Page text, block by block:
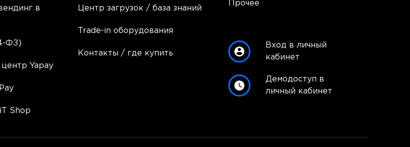
в
ФЗ)
Yapay
Shop
Центр загрузок / база знаний
Trade-in оборудования
Контакты / где купить
Прочее
Вход в личный
кабинет
Демодоступ в
личный кабинет